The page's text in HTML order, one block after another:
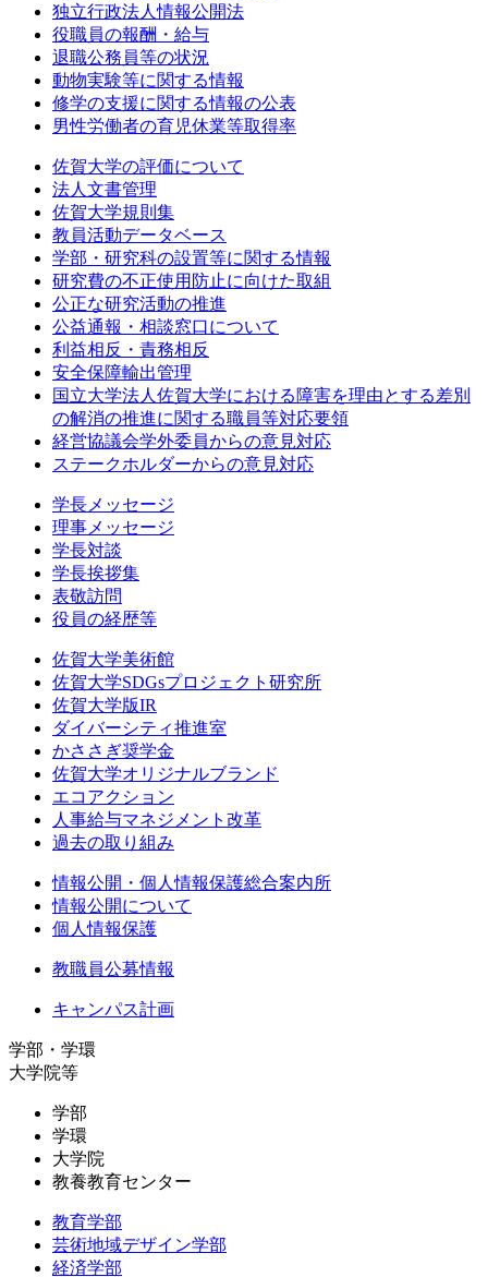
独立行政法人情報公開法
役職員の報酬・給与
退職公務員等の状況
動物実験等に関する情報
修学の支援に関する情報の公表
男性労働者の育児休業等取得率
佐賀大学の評価について
法人文書管理
佐賀大学規則集
教員活動データベース
学部・研究科の設置等に関する情報
研究費の不正使用防止に向けた取組
公正な研究活動の推進
公益通報・相談窓口について
利益相反・責務相反
安全保障輸出管理
国立大学法人佐賀大学における障害を理由とする差別
の解消の推進に関する職員等対応要領
経営協議会学外委員からの意見対応
ステークホルダーからの意見対応
学長メッセージ
理事メッセージ
学長対談
学長挨拶集
表敬訪問
役員の経歴等
佐賀大学美術館
佐賀大学SDGsプロジェクト研究所
佐賀大学版IR
ダイバーシティ推進室
かささぎ奨学金
佐賀大学オリジナルブランド
エコアクション
人事給与マネジメント改革
過去の取り組み
情報公開・個人情報保護総合案内所
情報公開について
個人情報保護
教職員公募情報
キャンパス計画
学部・学環
大学院等
学部
学環
大学院
教養教育センター
教育学部
芸術地域デザイン学部
経済学部